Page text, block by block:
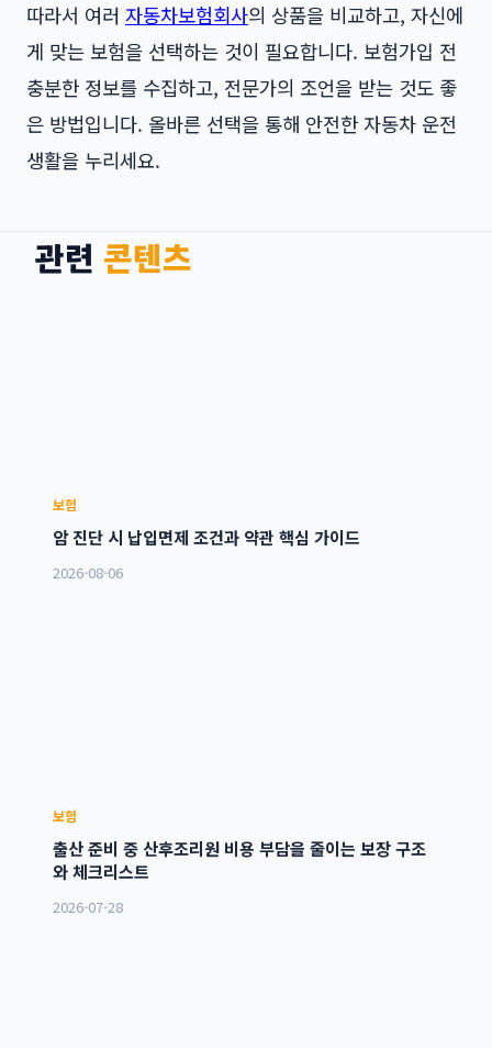
따라서 여러 자동차보험회사의 상품을 비교하고, 자신에
게 맞는 보험을 선택하는 것이 필요합니다. 보험가입 전
충분한 정보를 수집하고, 전문가의 조언을 받는 것도 좋
은 방법입니다. 올바른 선택을 통해 안전한 자동차 운전
생활을 누리세요.
관련 콘텐츠
보험
암 진단 시 납입면제 조건과 약관 핵심 가이드
2026-08-06
보험
출산 준비 중 산후조리원 비용 부담을 줄이는 보장 구조
와 체크리스트
2026-07-28